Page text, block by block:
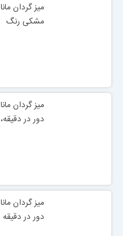
مشکی رنگ
دور در
دور در دقیقه